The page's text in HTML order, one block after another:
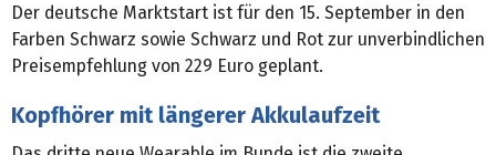
Der deutsche Marktstart ist für den 15. September in den
Farben Schwarz sowie Schwarz und Rot zur unverbindlichen
Preisempfehlung von 229 Euro geplant.
Kopfhörer mit längerer Akkulaufzeit